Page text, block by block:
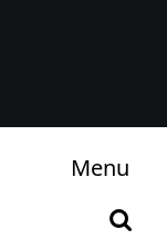
Menu